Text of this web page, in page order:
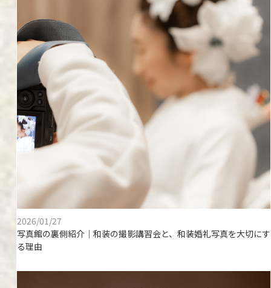
2026/01/27
写真館の裏側紹介｜和装の撮影講習会と、和装婚礼写真を大切にす
る理由